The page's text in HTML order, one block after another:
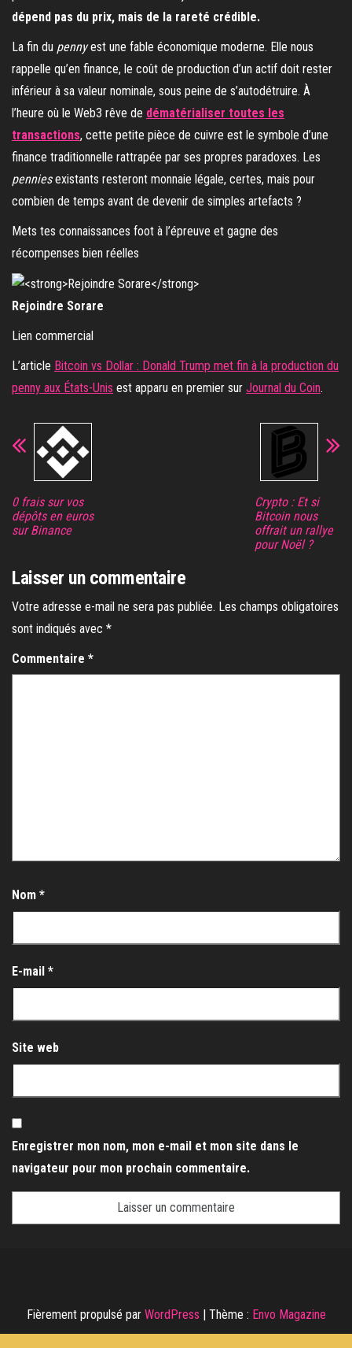
dépend pas du prix, mais de la rareté crédible.
La fin du pennyest une fable économique moderne. Elle nous
rappelle qu’en finance, le coût de production d’un actif doit rester
inférieur à sa valeur nominale, sous peine de s’autodétruire. À
l’heure où le Web3 rêve de dématérialiser toutes les
transactions, cette petite pièce de cuivre est le symbole d’une
finance traditionnelle rattrapée par ses propres paradoxes. Les
penniesexistants resteront monnaie légale, certes, mais pour
combien de temps avant de devenir de simples artefacts ?
Mets tes connaissances foot à l’épreuve et gagne des
récompenses bien réelles
Rejoindre Sorare
Lien commercial
L’article Bitcoin vs Dollar : Donald Trump met fin à la production du
penny aux États-Unis est apparu en premier sur Journal du Coin.
0 frais sur vos
dépôts en euros
sur Binance
Crypto : Et si
Bitcoin nous
offrait un rallye
pour Noël ?
Laisser un commentaire
Votre adresse e-mail ne sera pas publiée. Les champs obligatoires
sont indiqués avec *
Commentaire *
Nom *
E-mail *
Site web
Enregistrer mon nom, mon e-mail et mon site dans le
navigateur pour mon prochain commentaire.
Fièrement propulsé par WordPress Thème : Envo Magazine